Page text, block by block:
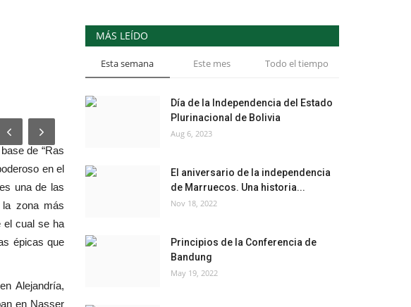
de “Ras
en el
una de las
zona más
el cual se ha
épicas que
Alejandría,
en Nasser
MÁS LEÍDO
Esta semana Este mes Todo el tiempo
Día de la Independencia del Estado
Plurinacional de Bolivia
Aug 6, 2023
El aniversario de la independencia
de Marruecos. Una historia...
Nov 18, 2022
Principios de la Conferencia de
Bandung
May 19, 2022